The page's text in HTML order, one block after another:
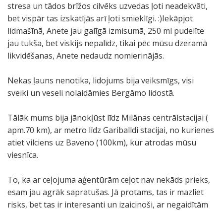
stresa un tādos brīžos cilvēks uzvedas ļoti neadekvāti,
bet vispār tas izskatījās arī ļoti smieklīgi. :)Iekāpjot
lidmašīnā, Anete jau galīgā izmisumā, 250 ml pudelīte
jau tukša, bet viskijs nepalīdz, tikai pēc mūsu dzeramā
likvidēšanas, Anete nedaudz nomierinājās.
Nekas ļauns nenotika, lidojums bija veiksmīgs, visi
sveiki un veseli nolaidāmies Bergāmo lidostā.
Tālāk mums bija jānokļūst līdz Milānas centrālstacijai (
apm.70 km), ar metro līdz Gariballdi stacijai, no kurienes
atiet vilciens uz Baveno (100km), kur atrodas mūsu
viesnīca.
To, ka ar ceļojuma aģentūrām ceļot nav nekāds prieks,
esam jau agrāk sapratušas. Jā protams, tas ir mazliet
risks, bet tas ir interesanti un izaicinoši, ar negaidītām